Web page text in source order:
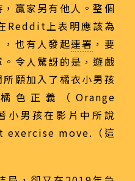
贏家另有他人。整個
Reddit上表明應該為
也有人發起連署 ，要
令人驚訝的是，遊戲
願加入了橘衣小男孩
色正義（Orange
男孩在影片中所說
exercise move.（這